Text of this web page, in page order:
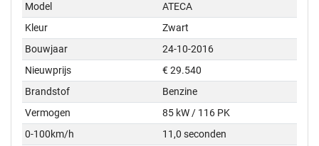
Model
ATECA
Kleur
Zwart
Bouwjaar
24-10-2016
Nieuwprijs
€ 29.540
Brandstof
Benzine
Vermogen
85 kW / 116 PK
0-100km/h
11,0 seconden